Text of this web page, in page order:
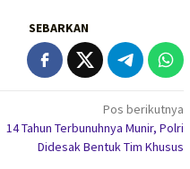
SEBARKAN
Pos berikutnya
14 Tahun Terbunuhnya Munir, Polri
Didesak Bentuk Tim Khusus